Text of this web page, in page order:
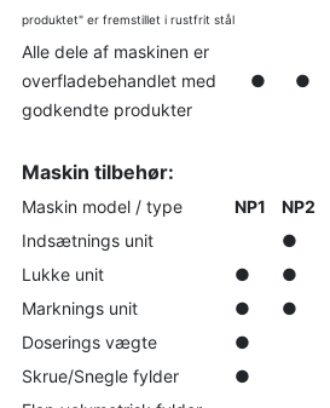
produktet" er fremstillet i rustfrit stål
Alle dele af maskinen er
overfladebehandlet med
godkendte produkter
● ●
Maskin tilbehør:
Maskin model / type NP1 NP2
Indsætnings unit
●
Lukke unit
● ●
Marknings unit
● ●
Doserings vægte
●
Skrue/Snegle fylder
●